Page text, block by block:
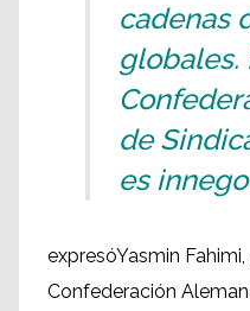
cadenas
globales.
de
es
expresóYasmin
Confederación